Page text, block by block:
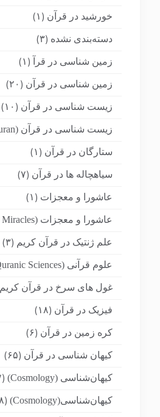
خورشید در قرآن (۱)
دسته‌بندی نشده (۳)
زمین شناسی در قرآ (۱)
زمین شناسی در قرآن (۲۰)
زیست شناسی در قرآن (۱۰)
زیست شناسی در قرآن (Biology in the Quran)
ستارگان در قرآن (۱)
سیاهچاله ها در قرآن (۷)
عاشورا و معجزات (۱)
عاشورا و معجزات (Ashura and Miracles)
علم ژنتیک در قرآن کریم (۳)
علوم قرآنی (Quranic Sciences)
غول های سرخ در قرآن کریم
فیزیک در قرآن (۱۸)
کره زمین در قرآن (۶)
کیهان شناسی در قرآن (۶۵)
کیهان‌شناسی (Cosmology) (۷)
کیهان‌شناسی(Cosmology) (۸)